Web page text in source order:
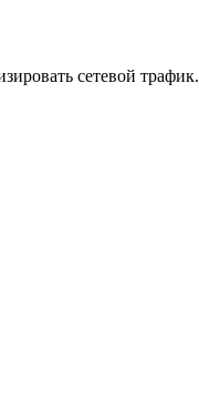
сетевой трафик.